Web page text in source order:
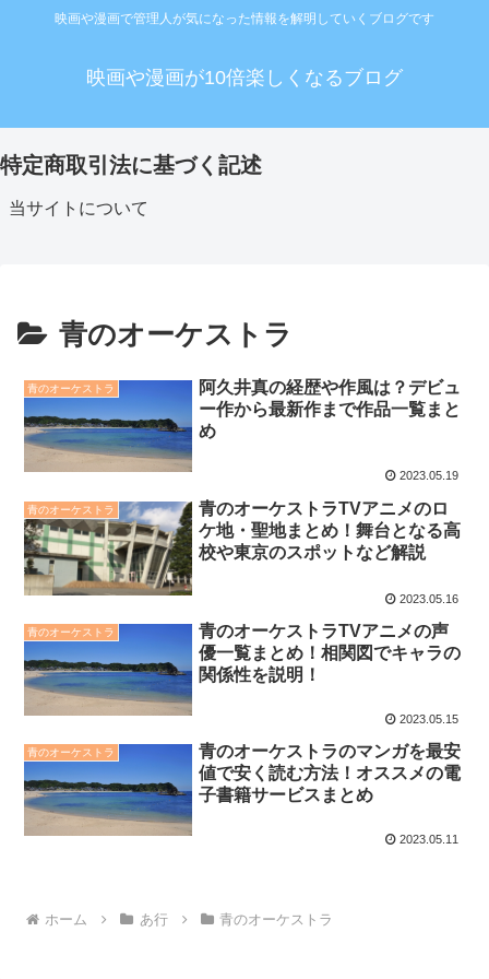
映画や漫画で管理人が気になった情報を解明していくブログです
映画や漫画が10倍楽しくなるブログ
特定商取引法に基づく記述
当サイトについて
青のオーケストラ
青のオーケストラ
阿久井真の経歴や作風は？デビュ
ー作から最新作まで作品一覧まと
め
2023.05.19
青のオーケストラ
青のオーケストラTVアニメのロ
ケ地・聖地まとめ！舞台となる高
校や東京のスポットなど解説
2023.05.16
青のオーケストラ
青のオーケストラTVアニメの声
優一覧まとめ！相関図でキャラの
関係性を説明！
2023.05.15
青のオーケストラ
青のオーケストラのマンガを最安
値で安く読む方法！オススメの電
子書籍サービスまとめ
2023.05.11
ホーム あ行 青のオーケストラ